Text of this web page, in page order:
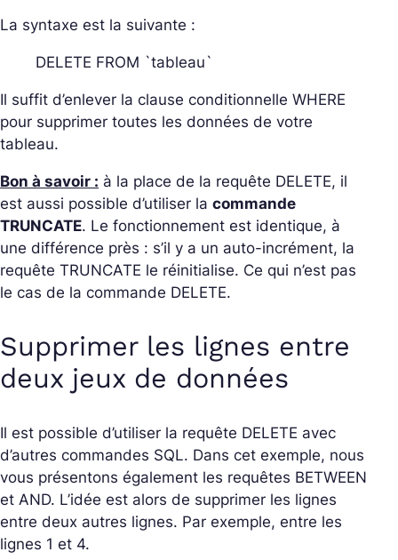
La syntaxe est la suivante :
DELETE FROM `tableau`
Il suffit d’enlever la clause conditionnelle WHERE
pour supprimer toutes les données de votre
tableau.
Bon à savoir : à la place de la requête DELETE, il
est aussi possible d’utiliser la commande
TRUNCATE. Le fonctionnement est identique, à
une différence près : s’il y a un auto-incrément, la
requête TRUNCATE le réinitialise. Ce qui n’est pas
le cas de la commande DELETE.
Supprimer les lignes entre
deux jeux de données
Il est possible d’utiliser la requête DELETE avec
d’autres commandes SQL. Dans cet exemple, nous
vous présentons également les requêtes BETWEEN
et AND. L’idée est alors de supprimer les lignes
entre deux autres lignes. Par exemple, entre les
lignes 1 et 4.